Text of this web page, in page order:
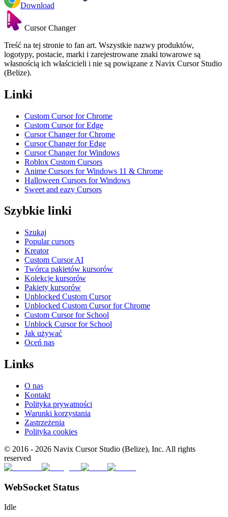
Download
Cursor Changer
Treść na tej stronie to fan art. Wszystkie nazwy produktów,
logotypy, postacie, marki i zarejestrowane znaki towarowe są
własnością ich właścicieli i nie są powiązane z Navix Cursor Studio
(Belize).
Linki
Custom Cursor for Chrome
Custom Cursor for Edge
Cursor Changer for Chrome
Cursor Changer for Edge
Cursor Changer for Windows
Roblox Custom Cursors
Anime Cursors for Windows 11 & Chrome
Halloween Cursors for Windows
Sweet and eazy Cursors
Szybkie linki
Szukaj
Popular cursors
Kreator
Custom Cursor AI
Twórca pakietów kursorów
Kolekcje kursorów
Pakiety kursorów
Unblocked Custom Cursor
Unblocked Custom Cursor for Chrome
Custom Cursor for School
Unblock Cursor for School
Jak używać
Oceń nas
Links
O nas
Kontakt
Polityka prywatności
Warunki korzystania
Zastrzeżenia
Polityka cookies
© 2016 - 2026 Navix Cursor Studio (Belize), Inc. All rights
reserved
WebSocket Status
Idle